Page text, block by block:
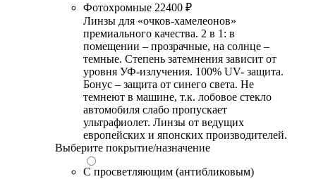
Фотохромные 22400 ₽
Линзы для «очков-хамелеонов»
премиального качества. 2 в 1: в
помещении – прозрачные, на солнце –
темные. Степень затемнения зависит от
уровня УФ-излучения. 100% UV- защита.
Бонус – защита от синего света. Не
темнеют в машине, т.к. лобовое стекло
автомобиля слабо пропускает
ультрафиолет. Линзы от ведущих
европейских и японских производителей.
Выберите покрытие/назначение
С просветляющим (антибликовым)